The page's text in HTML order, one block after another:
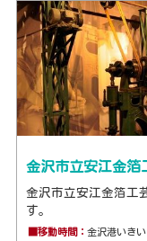
金沢市立安江金箔
金沢市立安江金箔工
す。
■移動時間：金沢港いき